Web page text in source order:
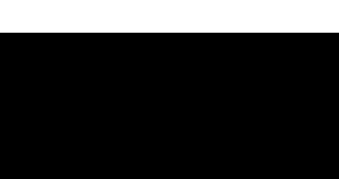
ンド